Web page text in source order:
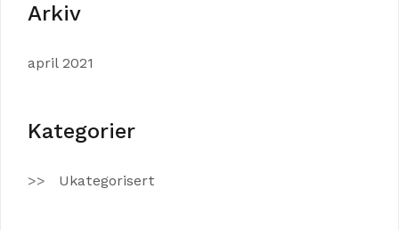
Arkiv
april 2021
Kategorier
Ukategorisert